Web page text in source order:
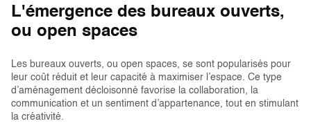
L'émergence des bureaux ouverts,
ou open spaces
Les bureaux ouverts, ou open spaces, se sont popularisés pour
leur coût réduit et leur capacité à maximiser l’espace. Ce type
d’aménagement décloisonné favorise la collaboration, la
communication et un sentiment d’appartenance, tout en stimulant
la créativité.